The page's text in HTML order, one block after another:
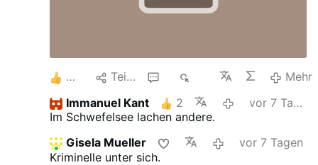
материалов сайта
материалами, которые
вышли на нашем сайте.
Мнения, аналитика,
расшифровки эфиров и
многое другое. А ещё
иногда вам будут приходить
письма от наших ведущих и
Teilen
Mehr
Immanuel Kant
2
vor 7 Tagen
Im Schwefelsee lachen andere.
Gisela Mueller
vor 7 Tagen
Kriminelle unter sich.